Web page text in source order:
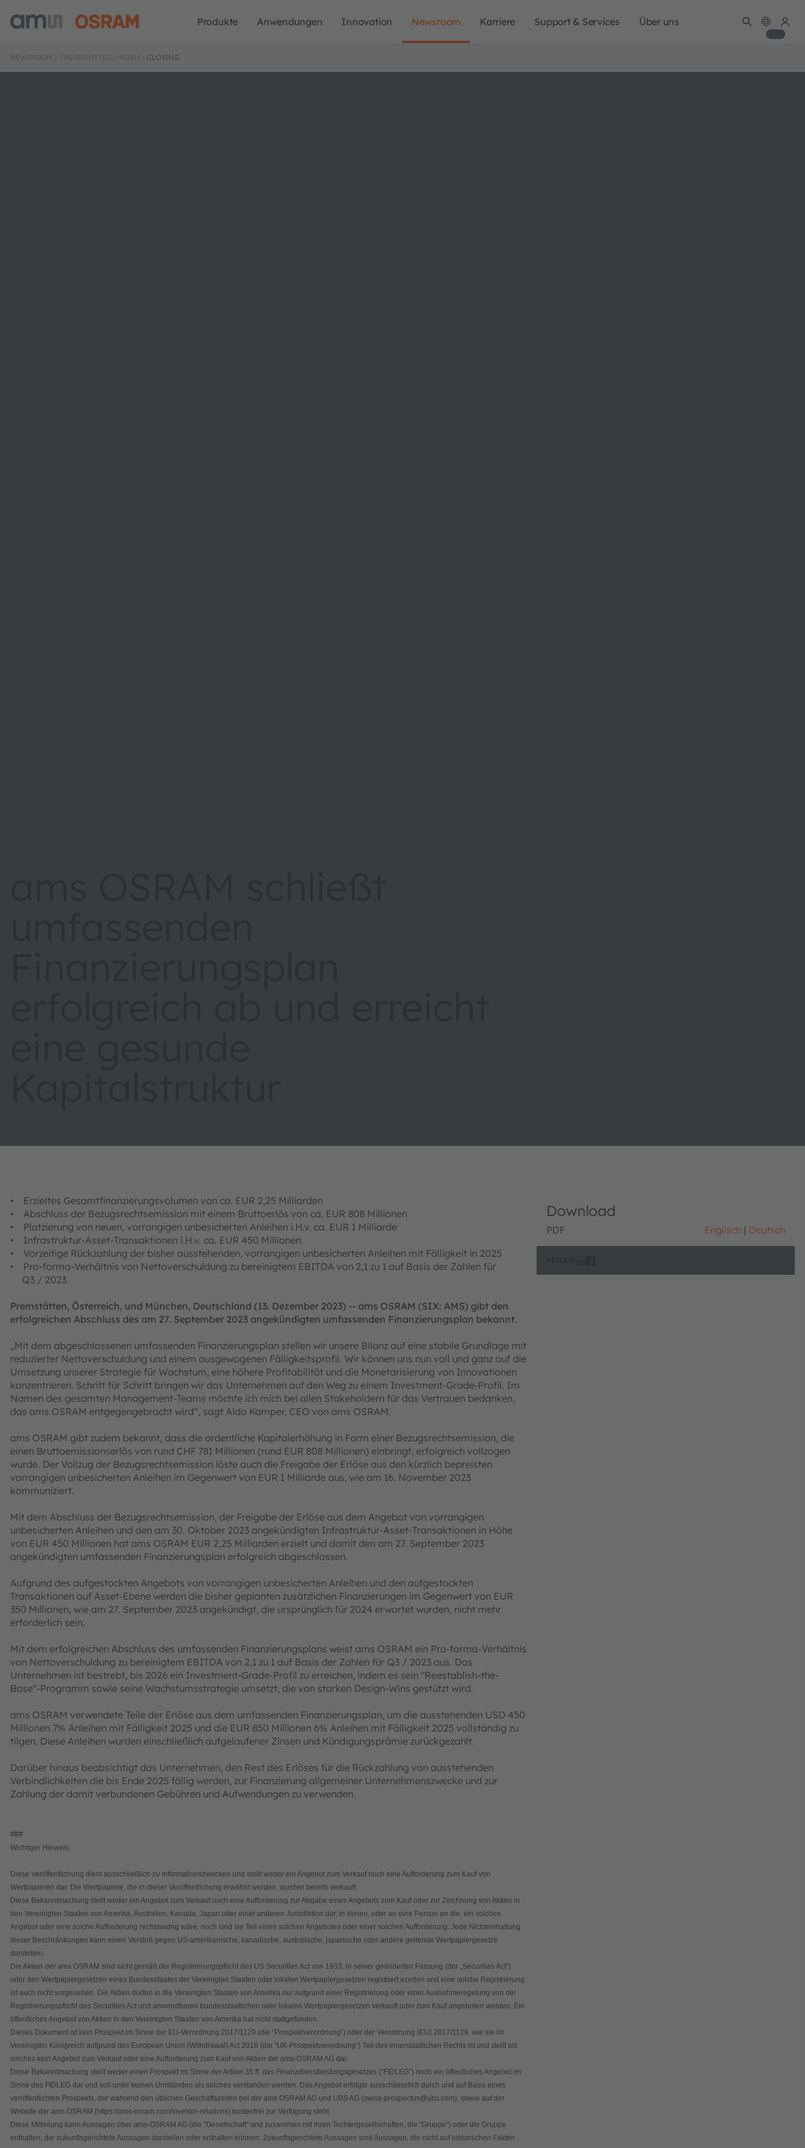
Produkte Anwendungen Innovation Newsroom Karriere Support & Services Über uns
NEWSROOM PRESSEMITTEILUNGEN CLOSING
• Erzieltes Gesamtfinanzierungsvolumen von ca. EUR 2,25 Milliarden
• Abschluss der Bezugsrechtsemission mit einem Bruttoerlös von ca. EUR 808 Millionen
• Platzierung von neuen, vorrangigen unbesicherten Anleihen i.H.v. ca. EUR 1 Milliarde
• Infrastruktur-Asset-Transaktionen i.H.v. ca. EUR 450 Millionen
• Vorzeitige Rückzahlung der bisher ausstehenden, vorrangigen unbesicherten Anleihen mit Fälligkeit in 2025
• Pro-forma-Verhältnis von Nettoverschuldung zu bereinigtem EBITDA von 2,1 zu 1 auf Basis der Zahlen für
Q3 / 2023
Premstätten, Österreich, und München, Deutschland (13. Dezember 2023) -- ams OSRAM (SIX: AMS) gibt den
erfolgreichen Abschluss des am 27. September 2023 angekündigten umfassenden Finanzierungsplan bekannt.
„Mit dem abgeschlossenen umfassenden Finanzierungsplan stellen wir unsere Bilanz auf eine stabile Grundlage mit
reduzierter Nettoverschuldung und einem ausgewogenen Fälligkeitsprofil. Wir können uns nun voll und ganz auf die
Umsetzung unserer Strategie für Wachstum, eine höhere Profitabilität und die Monetarisierung von Innovationen
konzentrieren. Schritt für Schritt bringen wir das Unternehmen auf den Weg zu einem Investment-Grade-Profil. Im
Namen des gesamten Management-Teams möchte ich mich bei allen Stakeholdern für das Vertrauen bedanken,
das ams OSRAM entgegengebracht wird“, sagt Aldo Kamper, CEO von ams OSRAM.
ams OSRAM gibt zudem bekannt, dass die ordentliche Kapitalerhöhung in Form einer Bezugsrechtsemission, die
einen Bruttoemissionserlös von rund CHF 781 Millionen (rund EUR 808 Millionen) einbringt, erfolgreich vollzogen
wurde. Der Vollzug der Bezugsrechtsemission löste auch die Freigabe der Erlöse aus den kürzlich bepreisten
vorrangigen unbesicherten Anleihen im Gegenwert von EUR 1 Milliarde aus, wie am 16. November 2023
kommuniziert.
Mit dem Abschluss der Bezugsrechtsemission, der Freigabe der Erlöse aus dem Angebot von vorrangigen
unbesicherten Anleihen und den am 30. Oktober 2023 angekündigten Infrastruktur-Asset-Transaktionen in Höhe
von EUR 450 Millionen hat ams OSRAM EUR 2,25 Milliarden erzielt und damit den am 27. September 2023
angekündigten umfassenden Finanzierungsplan erfolgreich abgeschlossen.
Aufgrund des aufgestockten Angebots von vorrangigen unbesicherten Anleihen und den aufgestockten
Transaktionen auf Asset-Ebene werden die bisher geplanten zusätzlichen Finanzierungen im Gegenwert von EUR
350 Millionen, wie am 27. September 2023 angekündigt, die ursprünglich für 2024 erwartet wurden, nicht mehr
erforderlich sein.
Mit dem erfolgreichen Abschluss des umfassenden Finanzierungsplans weist ams OSRAM ein Pro-forma-Verhältnis
von Nettoverschuldung zu bereinigtem EBITDA von 2,1 zu 1 auf Basis der Zahlen für Q3 / 2023 aus. Das
Unternehmen ist bestrebt, bis 2026 ein Investment-Grade-Profil zu erreichen, indem es sein "Reestablish-the-
Base"-Programm sowie seine Wachstumsstrategie umsetzt, die von starken Design-Wins gestützt wird.
ams OSRAM verwendete Teile der Erlöse aus dem umfassenden Finanzierungsplan, um die ausstehenden USD 450
Millionen 7% Anleihen mit Fälligkeit 2025 und die EUR 850 Millionen 6% Anleihen mit Fälligkeit 2025 vollständig zu
tilgen. Diese Anleihen wurden einschließlich aufgelaufener Zinsen und Kündigungsprämie zurückgezahlt.
Darüber hinaus beabsichtigt das Unternehmen, den Rest des Erlöses für die Rückzahlung von ausstehenden
Verbindlichkeiten die bis Ende 2025 fällig werden, zur Finanzierung allgemeiner Unternehmenszwecke und zur
Zahlung der damit verbundenen Gebühren und Aufwendungen zu verwenden.
###
Wichtiger Hinweis:
Diese Veröffentlichung dient ausschließlich zu Informationszwecken und stellt weder ein Angebot zum Verkauf noch eine Aufforderung zum Kauf von
Wertpapieren dar. Die Wertpapiere, die in dieser Veröffentlichung erwähnt werden, wurden bereits verkauft.
Diese Bekanntmachung stellt weder ein Angebot zum Verkauf noch eine Aufforderung zur Abgabe eines Angebots zum Kauf oder zur Zeichnung von Aktien in
den Vereinigten Staaten von Amerika, Australien, Kanada, Japan oder einer anderen Jurisdiktion dar, in denen, oder an eine Person an die, ein solches
Angebot oder eine solche Aufforderung rechtswidrig wäre, noch sind sie Teil eines solchen Angebotes oder einer solchen Aufforderung. Jede Nichteinhaltung
dieser Beschränkungen kann einen Verstoß gegen US-amerikanische, kanadische, australische, japanische oder andere geltende Wertpapiergesetze
darstellen.
Die Aktien der ams OSRAM sind nicht gemäß der Registrierungspflicht des US Securities Act von 1933, in seiner geänderten Fassung (der „Securities Act”)
oder den Wertpapiergesetzen eines Bundesstaates der Vereinigten Staaten oder lokalen Wertpapiergesetzen registriert worden und eine solche Registrierung
ist auch nicht vorgesehen. Die Aktien dürfen in die Vereinigten Staaten von Amerika nur aufgrund einer Registrierung oder einer Ausnahmeregelung von der
Registrierungspflicht des Securities Act und anwendbaren bundesstaatlichen oder lokalen Wertpapiergesetzen verkauft oder zum Kauf angeboten werden. Ein
öffentliches Angebot von Aktien in den Vereinigten Staaten von Amerika hat nicht stattgefunden.
Dieses Dokument ist kein Prospekt im Sinne der EU-Verordnung 2017/1129 (die “Prospektverordnung”) oder der Verordnung (EU) 2017/1129, wie sie im
Vereinigten Königreich aufgrund des European Union (Withdrawal) Act 2018 (die "UK-Prospektverordnung") Teil des innerstaatlichen Rechts ist und stellt als
solches kein Angebot zum Verkauf oder eine Aufforderung zum Kauf von Aktien der ams-OSRAM AG dar.
Diese Bekanntmachung stellt weder einen Prospekt im Sinne der Artikel 35 ff. des Finanzdienstleistungsgesetzes (“FIDLEG”) noch ein öffentliches Angebot im
Sinne des FIDLEG dar und soll unter keinen Umständen als solches verstanden werden. Das Angebot erfolgte ausschliesslich durch und auf Basis eines
veröffentlichten Prospekts, der während den üblichen Geschäftszeiten bei der ams OSRAM AG und UBS AG (swiss-prospectus@ubs.com), sowie auf der
Website der ams OSRAM (https://ams-osram.com/investor-relations) kostenfrei zur Verfügung steht.
Diese Mitteilung kann Aussagen über ams-OSRAM AG (die "Gesellschaft" und zusammen mit ihren Tochtergesellschaften, die "Gruppe") oder die Gruppe
enthalten, die zukunftsgerichtete Aussagen darstellen oder enthalten können. Zukunftsgerichtete Aussagen sind Aussagen, die nicht auf historischen Fakten
Download
PDF Englisch Deutsch